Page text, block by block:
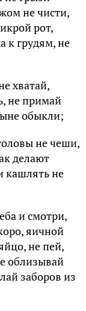
не чисти,
рот,
к грудям, не
хватай,
не примай
обыкли;
не чеши,
делают
кашлять не
и смотри,
яичной
не пей,
облизывай
заборов из